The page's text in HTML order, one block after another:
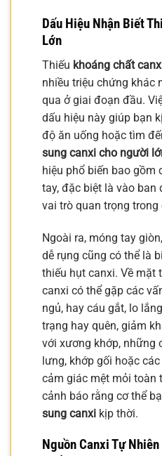
Dấu Hiệu Nhận Biết
Lớn
Thiếu khoáng chất
nhiều triệu chứng khác
qua ở giai đoạn đầu.
dấu hiệu này giúp bạn
độ ăn uống hoặc tìm
sung canxi cho người
hiệu phổ biến bao gồm
tay, đặc biệt là vào ban
vai trò quan trọng
Ngoài ra, móng tay
dễ rụng cũng có thể là
thiếu hụt canxi. Về mặt
canxi có thể gặp các
ngủ, hay cáu gắt, lo
trạng hay quên, giảm
với xương khớp, những
lưng, khớp gối hoặc
cảm giác mệt mỏi toàn
cảnh báo rằng cơ thể
sung canxi kịp thời.
Nguồn Canxi Tự